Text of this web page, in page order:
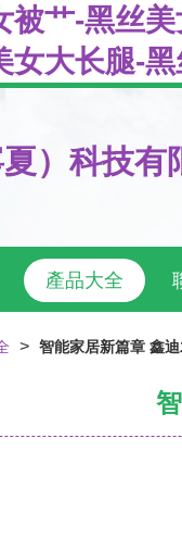
被艹-黑丝
女大长腿-
）科技有
產品大全
> 智能家居新篇章 鑫